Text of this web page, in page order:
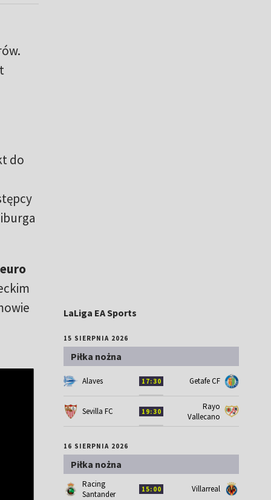
do
LaLiga EA Sports
15 SIERPNIA 2026
Piłka nożna
Alaves 17:30 Getafe CF
Sevilla FC 19:30
Rayo
Vallecano
16 SIERPNIA 2026
Piłka nożna
Racing
Santander
15:00 Villarreal